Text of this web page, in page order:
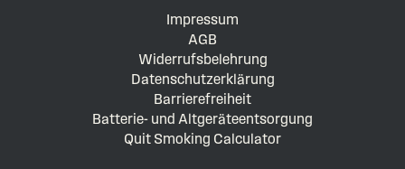
Impressum
AGB
Widerrufsbelehrung
Datenschutzerklärung
Barrierefreiheit
Batterie- und Altgeräteentsorgung
Quit Smoking Calculator